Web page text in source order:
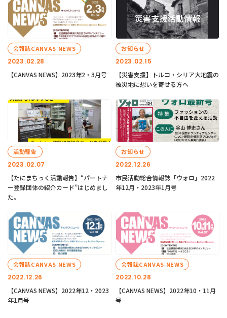
2023.02.28
会報誌CANVAS NEWS
【CANVAS NEWS】2023年2・3月号
2023.02.15
お知らせ
【災害支援】トルコ・シリア大地震の
被災地に想いを寄せる方へ
2023.02.07
活動報告
【たにまちっく活動報告】“パートナ
ー登録団体の紹介カード”はじめまし
た。
2022.12.26
お知らせ
市民活動総合情報誌「ウォロ」2022
年12月・2023年1月号
2022.12.26
会報誌CANVAS NEWS
【CANVAS NEWS】2022年12・2023
年1月号
2022.10.28
会報誌CANVAS NEWS
【CANVAS NEWS】2022年10・11月
号